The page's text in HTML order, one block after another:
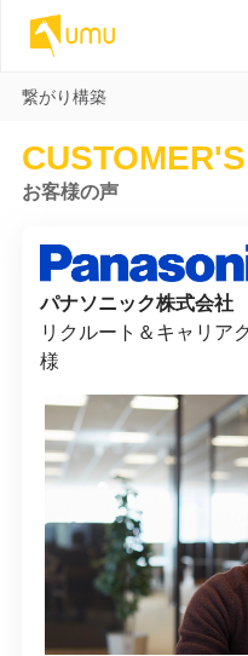
繋がり構築
お客様の声
パナソニック株式会社
リクルート＆キャリア
様